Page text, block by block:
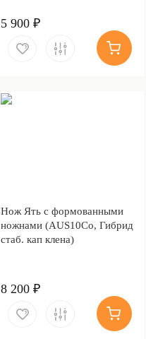
5 900 ₽
Нож Ять с формованными
ножнами (AUS10Co, Гибрид
стаб. кап клена)
8 200 ₽